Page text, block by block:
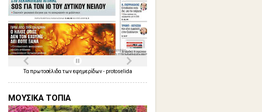
Τα πρωτοσέλιδα τωνεφημερίδων- protoselida
ΜΟΥΣΙΚΑ ΤΟΠΙΑ